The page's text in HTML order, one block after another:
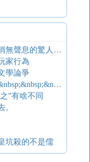
《劍無生》禹石團隊專訪：一場悄無聲息的驚人挑戰
家行為
學論爭
中學英語教師繼續教育實驗研究&nbsp;&nbsp;&nbsp;&nbsp;——主體性教學在繼續教育中的應用
”有啥不同
。
坑殺的不是儒